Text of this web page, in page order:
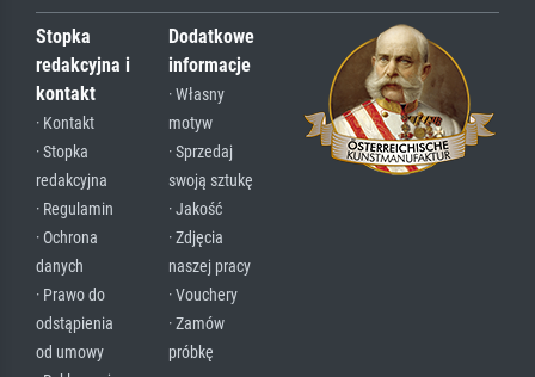
Stopka
redakcyjna i
kontakt
· Kontakt
· Stopka
redakcyjna
· Regulamin
· Ochrona
danych
· Prawo do
odstąpienia
od umowy
Dodatkowe
informacje
· Własny
motyw
· Sprzedaj
swoją sztukę
· Jakość
· Zdjęcia
naszej pracy
· Vouchery
· Zamów
próbkę